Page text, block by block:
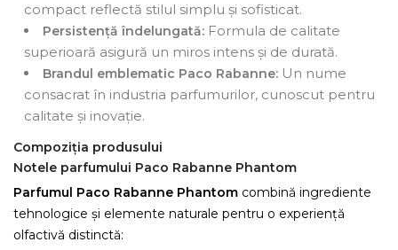
compact reflectă stilul simplu și sofisticat.
Persistență îndelungată: Formula de calitate
superioară asigură un miros intens și de durată.
Brandul emblematic Paco Rabanne: Un nume
consacrat în industria parfumurilor, cunoscut pentru
calitate și inovație.
Compoziția produsului
Notele parfumului Paco Rabanne Phantom
Parfumul Paco Rabanne Phantom combină ingrediente
tehnologice și elemente naturale pentru o experiență
olfactivă distinctă: